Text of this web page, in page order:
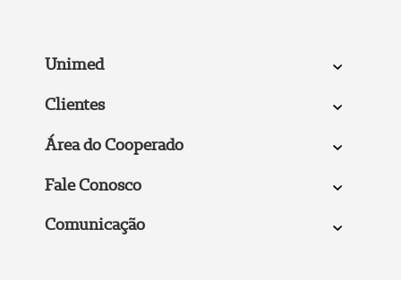
Unimed
Clientes
Área do Cooperado
Fale Conosco
Comunicação